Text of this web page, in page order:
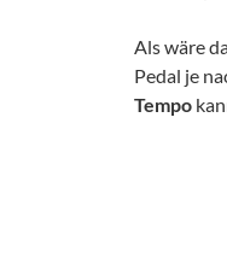
Als wäre
Pedal je
Tempo